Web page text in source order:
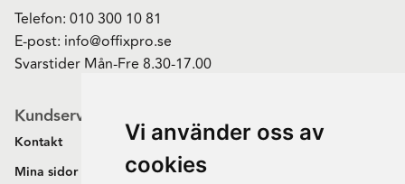
Vi använder oss av
cookies
Telefon: 010 300 10 81
E-post: info@offixpro.se
Svarstider Mån-Fre 8.30-17.00
Kundservice
Kontakt
Mina sidor